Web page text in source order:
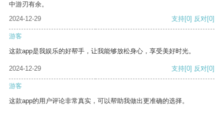
中游刃有余。
2024-12-29
支持[0] 反对[0]
游客
这款app是我娱乐的好帮手，让我能够放松身心，享受美好时光。
2024-12-29 支持[0] 反对[0]
游客
这款app的用户评论非常真实，可以帮助我做出更准确的选择。